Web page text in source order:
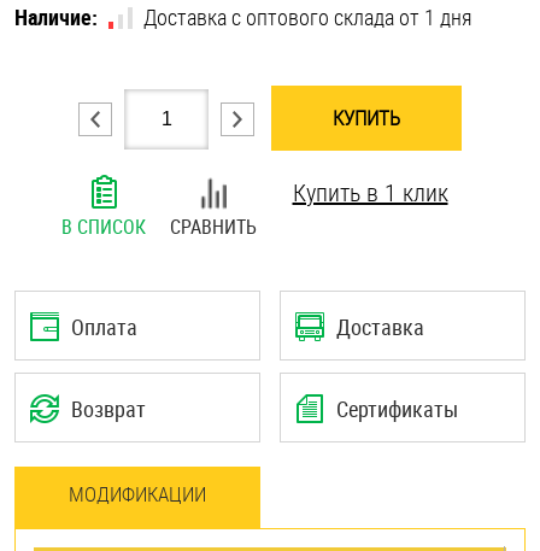
Штифты и пальцы
Наличие:
Доставка с оптового склада от 1 дня
КУПИТЬ
В СПИСОК СРАВНИТЬ
Купить в 1 клик
Оплата Доставка
Возврат Сертификаты
МОДИФИКАЦИИ